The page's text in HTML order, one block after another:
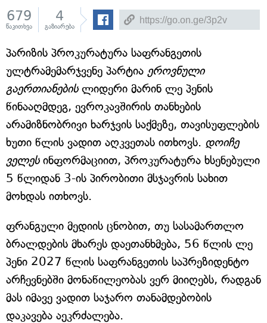
679
წაკითხვა
4
გაზიარება
პარიზის პროკურატურა საფრანგეთის
ულტრამემარჯვენე პარტია ეროვნული
გაერთიანებისლიდერი მარინ ლე პენის
წინააღმდეგ, ევროკავშირის თანხების
არამიზნობრივი ხარჯვის საქმეზე, თავისუფლების
ხუთი წლის ვადით აღკვეთას ითხოვს. დოიჩე
ველეს ინფორმაციით, პროკურატურა ხსენებული
5 წლიდან 3-ის პირობითი მსჯავრის სახით
მოხდას ითხოვს.
ფრანგული მედიის ცნობით, თუ სასამართლო
ბრალდების მხარეს დაეთანხმება, 56 წლის ლე
პენი 2027 წლის საფრანგეთის საპრეზიდენტო
არჩევნებში მონაწილეობას ვერ მიიღებს, რადგან
მას იმავე ვადით საჯარო თანამდებობის
დაკავება აეკრძალება.